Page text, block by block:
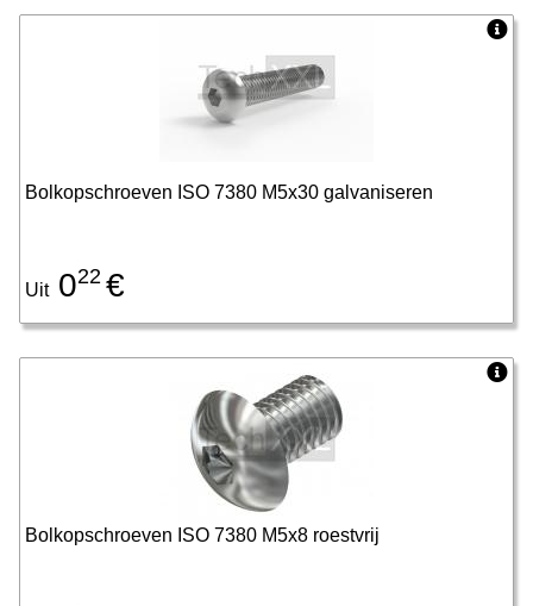
Bolkopschroeven ISO 7380 M5x30 galvaniseren
Uit022 €
Bolkopschroeven ISO 7380 M5x8 roestvrij